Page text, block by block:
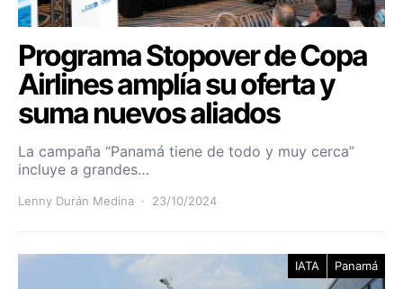
Programa Stopover de Copa
Airlines amplía su oferta y
suma nuevos aliados
La campaña “Panamá tiene de todo y muy cerca”
incluye a grandes…
Lenny Durán Medina 23/10/2024
IATA Panamá